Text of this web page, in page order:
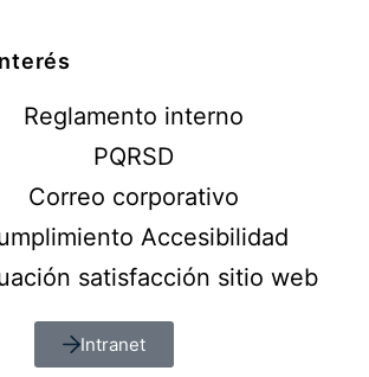
Reglamento interno
PQRSD
Correo corporativo
Accesibilidad
satisfacción sitio web
Intranet